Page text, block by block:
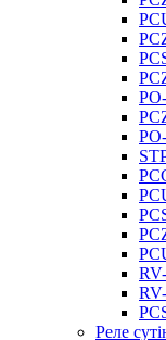
Реле